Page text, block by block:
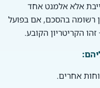
אלא אלמנט אחד
רשומה בהסכם, אם בפועל
הקריטריון הקובע.
אחרים.